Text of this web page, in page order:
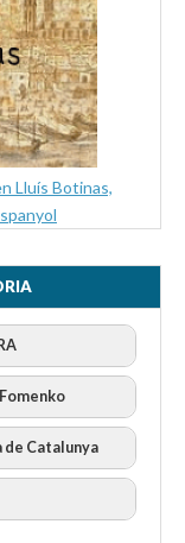
Lluís Botinas,
per la
de Catalunya